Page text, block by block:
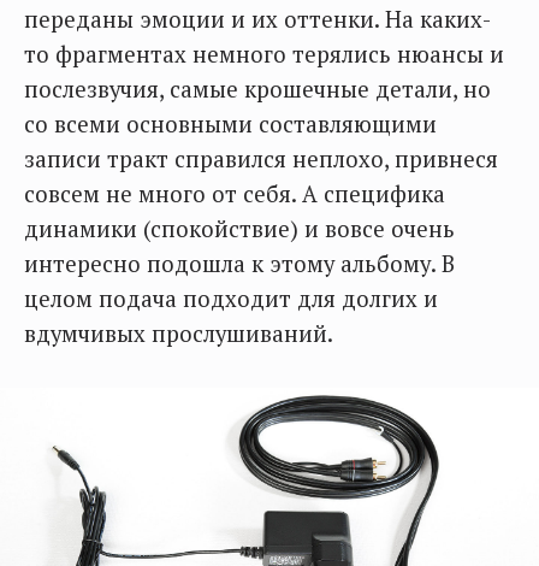
переданы эмоции и их оттенки. На каких-
то фрагментах немного терялись нюансы и
послезвучия, самые крошечные детали, но
со всеми основными составляющими
записи тракт справился неплохо, привнеся
совсем не много от себя. А специфика
динамики (спокойствие) и вовсе очень
интересно подошла к этому альбому. В
целом подача подходит для долгих и
вдумчивых прослушиваний.